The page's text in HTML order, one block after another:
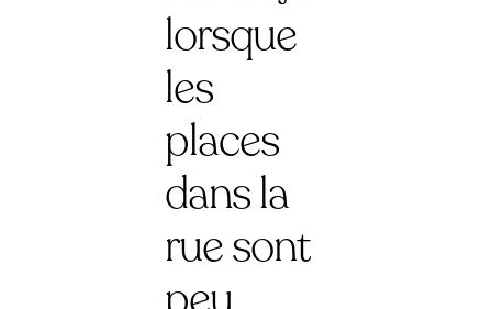
lorsque
les
places
dans la
rue sont